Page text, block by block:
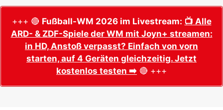
+++ 🔴 Fußball-WM 2026 im Livestream: 📺 Alle
ARD- & ZDF-Spiele der WM mit Joyn+ streamen:
in HD, Anstoß verpasst? Einfach von vorn
starten, auf 4 Geräten gleichzeitig. Jetzt
kostenlos testen ➡️ 🔴 +++